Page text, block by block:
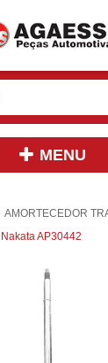
MENU
AMORTECEDOR
AP30442